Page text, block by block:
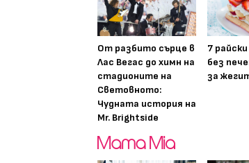
От разбито сърце в
Лас Вегас до химн на
стадионите на
Световното:
Чудната история на
Mr. Brightside
7
без
за